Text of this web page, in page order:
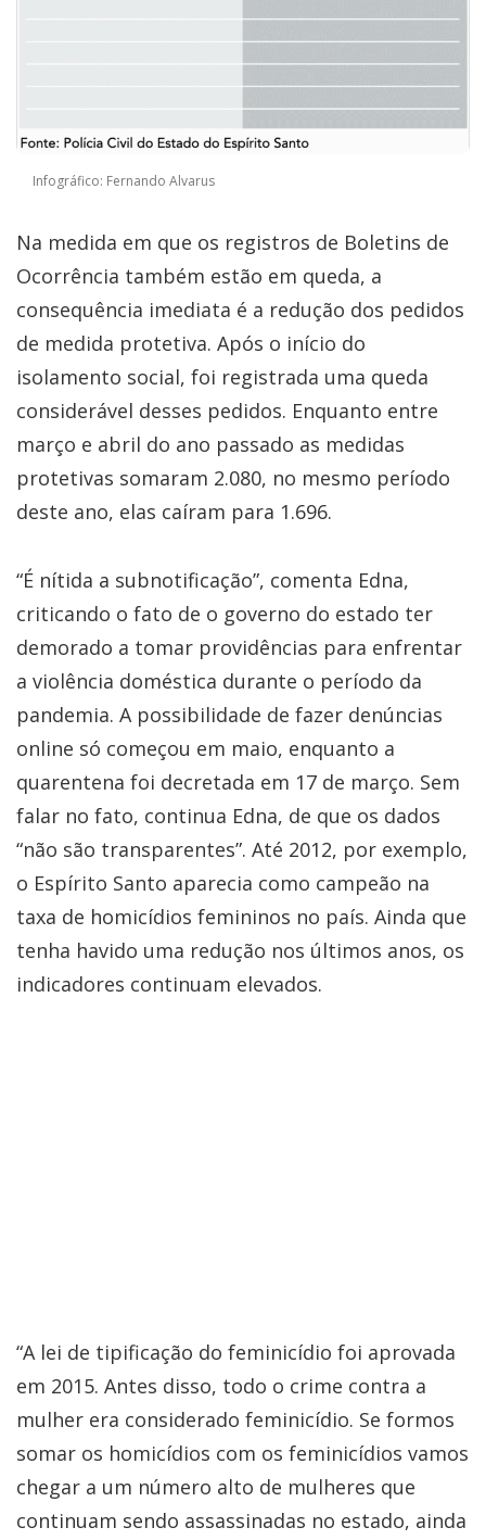
Infográfico: Fernando Alvarus
Na medida em que os registros de Boletins de
Ocorrência também estão em queda, a
consequência imediata é a redução dos pedidos
de medida protetiva. Após o início do
isolamento social, foi registrada uma queda
considerável desses pedidos. Enquanto entre
março e abril do ano passado as medidas
protetivas somaram 2.080, no mesmo período
deste ano, elas caíram para 1.696.
“É nítida a subnotificação”, comenta Edna,
criticando o fato de o governo do estado ter
demorado a tomar providências para enfrentar
a violência doméstica durante o período da
pandemia. A possibilidade de fazer denúncias
online só começou em maio, enquanto a
quarentena foi decretada em 17 de março. Sem
falar no fato, continua Edna, de que os dados
“não são transparentes”. Até 2012, por exemplo,
o Espírito Santo aparecia como campeão na
taxa de homicídios femininos no país. Ainda que
tenha havido uma redução nos últimos anos, os
indicadores continuam elevados.
“A lei de tipificação do feminicídio foi aprovada
em 2015. Antes disso, todo o crime contra a
mulher era considerado feminicídio. Se formos
somar os homicídios com os feminicídios vamos
chegar a um número alto de mulheres que
continuam sendo assassinadas no estado, ainda